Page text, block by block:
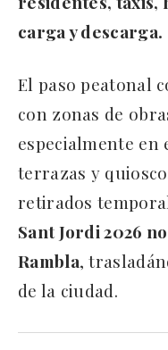
carga y descarga.
El paso peatonal
con zonas de
especialmente
terrazas y
retirados
Sant Jordi 2026
Rambla,
de la ciudad.